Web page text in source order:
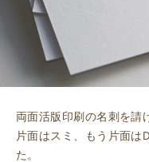
両面活版印刷の名刺を請
片面はスミ、もう片面は
た。